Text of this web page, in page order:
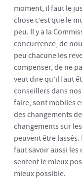
moment, il faut le
chose c’est que le
peu. Il y a la
concurrence, de
peu chacune les
compenser, de ne
veut dire qu’il faut
conseillers dans
faire, sont mobiles
des changements
changements sur
peuvent être
faut savoir aussi les
sentent le mieux
mieux possible.